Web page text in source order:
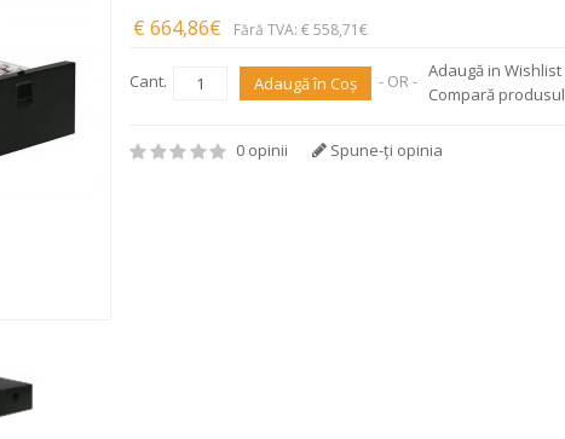
€ 664,86€ Fără TVA: € 558,71€
Cant. Adaugă în Coş - OR - Adaugă in Wishlist
Compară produsul
0 opinii Spune-ţi opinia